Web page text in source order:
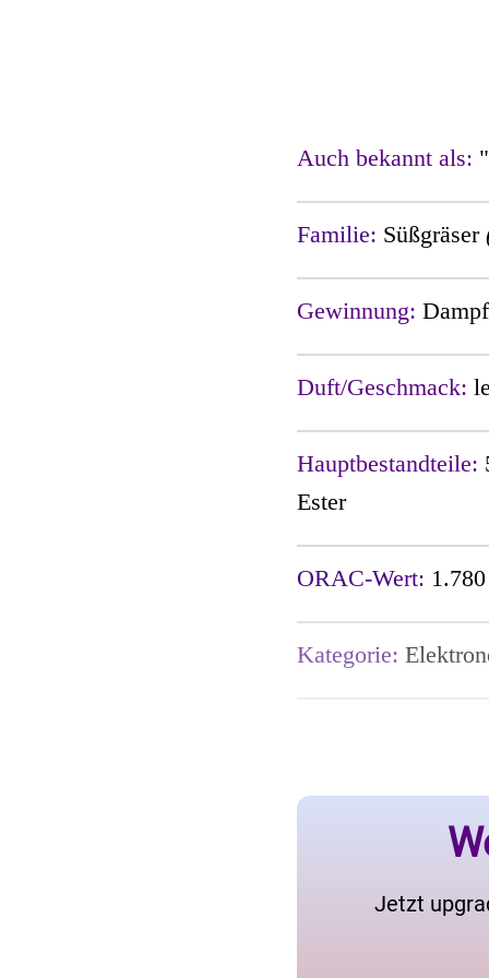
Auch bekannt als:
Familie: Süßgräser
Gewinnung:
Duft/Geschmack:
Hauptbestandteile:
Ester
ORAC-Wert:
Kategorie:
Jetzt